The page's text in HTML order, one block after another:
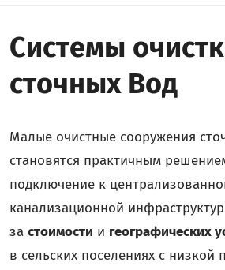
Системы
сточных Вод
Малые очистные сооружения
становятся практичным
подключение к
канализационной
за стоимости и географических
в сельских поселениях с низкой